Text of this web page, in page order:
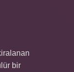
bir